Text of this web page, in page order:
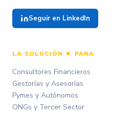
Seguir en LinkedIn
LA SOLUCIÓN ★ PARA
Consultores Financieros
Gestorías y Asesorías
Pymes y Autónomos
ONGs y Tercer Sector